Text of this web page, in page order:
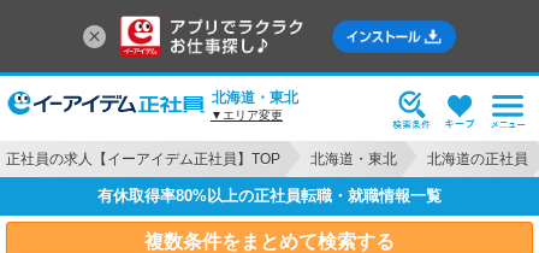
北海道・東北
▼エリア変更
正社員の求人【イーアイデム正社員】TOP 北海道・東北 北海道の正社員
有休取得率80%以上の正社員転職・就職情報一覧
複数条件をまとめて検索する